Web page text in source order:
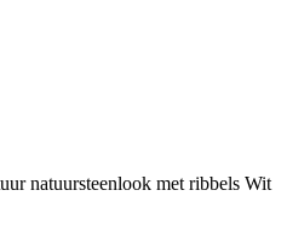
natuursteenlook met ribbels Wit